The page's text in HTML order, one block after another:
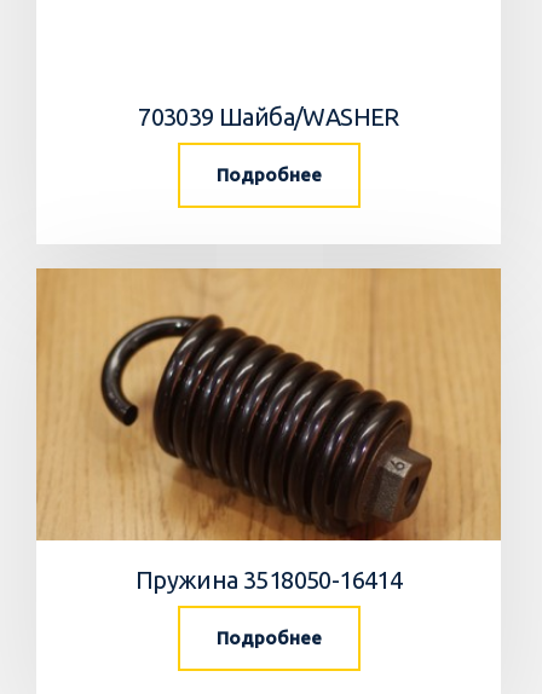
703039 Шайба/WASHER
Подробнее
Пружина 3518050-16414
Подробнее